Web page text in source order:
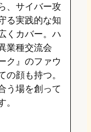
、サイバー攻
る実践的な知
くカバー。ハ
業種交流会
ク』のファウ
の顔も持つ。
う場を創って
。